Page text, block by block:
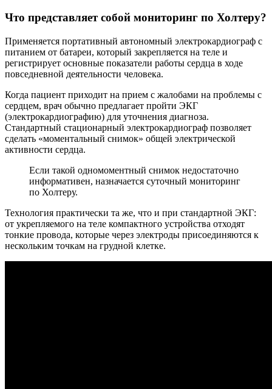
Что представляет собой мониторинг по Холтеру?
Применяется портативный автономный электрокардиограф с
питанием от батареи, который закрепляется на теле и
регистрирует основные показатели работы сердца в ходе
повседневной деятельности человека.
Когда пациент приходит на прием с жалобами на проблемы с
сердцем, врач обычно предлагает пройти ЭКГ
(электрокардиографию) для уточнения диагноза.
Стандартный стационарный электрокардиограф позволяет
сделать «моментальный снимок» общей электрической
активности сердца.
Если такой одномоментный снимок недостаточно
информативен, назначается суточный мониторинг
по Холтеру.
Технология практически та же, что и при стандартной ЭКГ:
от укрепляемого на теле компактного устройства отходят
тонкие провода, которые через электроды присоединяются к
нескольким точкам на грудной клетке.